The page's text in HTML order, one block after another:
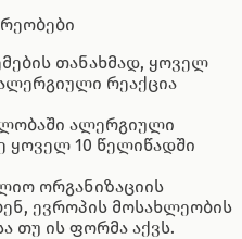
თანახმად, ყოველ
ალერგიული რეაქცია
ალერგიული
ყოველ 10 წელიწადში
ორგანიზაციის
ევროპის მოსახლეობის
თუ ის ფორმა აქვს.